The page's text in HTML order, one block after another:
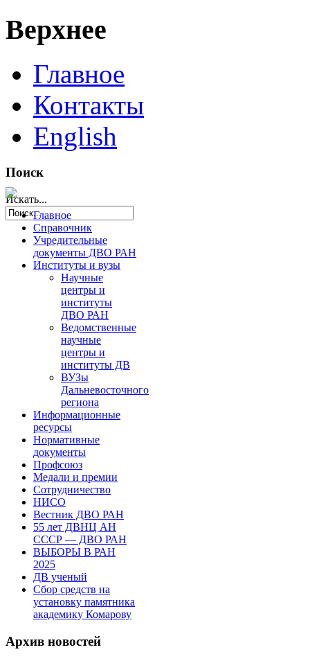
Верхнее
Главное
Контакты
English
Поиск
Искать...
Главное
Справочник
Учредительные
документы ДВО РАН
Институты и вузы
Научные
центры и
институты
ДВО РАН
Ведомственные
научные
центры и
институты ДВ
ВУЗы
Дальневосточного
региона
Информационные
ресурсы
Нормативные
документы
Профсоюз
Медали и премии
Сотрудничество
НИСО
Вестник ДВО РАН
55 лет ДВНЦ АН
СССР — ДВО РАН
ВЫБОРЫ В РАН
2025
ДВ ученый
Сбор средств на
установку памятника
академику Комарову
Архив новостей